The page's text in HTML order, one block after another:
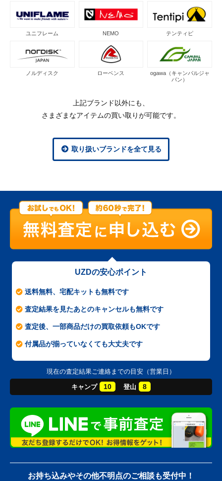
ユニフレーム NEMO テンティピ
ノルディスク ローベンス
ogawa（キャンパルジャ
パン）
上記ブランド以外にも、
さまざまなアイテムの買い取りが可能です。
取り扱いブランドを全て見る
UZDの安心ポイント
送料無料、宅配キットも無料です
査定結果を見たあとのキャンセルも無料です
査定後、一部商品だけの買取依頼もOKです
付属品が揃っていなくても大丈夫です
現在の査定結果ご連絡までの目安（営業日）
キャンプ 10 登山 8
お持ち込みやその他不明点のご相談も受付中！